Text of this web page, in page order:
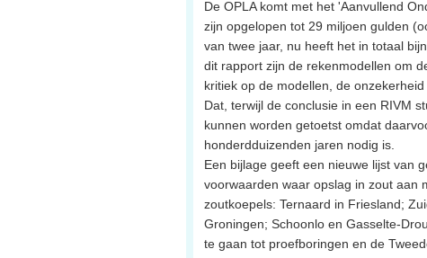
De OPLA komt met het 'Aanvullend
zijn opgelopen tot 29 miljoen gulden
van twee jaar, nu heeft het in totaal
dit rapport zijn de rekenmodellen om
kritiek op de modellen, de
Dat, terwijl de conclusie in een RIVM
kunnen worden getoetst omdat
honderdduizenden jaren nodig is.
Een bijlage geeft een nieuwe lijst van
voorwaarden waar opslag in zout aan
zoutkoepels: Ternaard in Friesland;
Groningen; Schoonlo en Gasselte-
te gaan tot proefboringen en de